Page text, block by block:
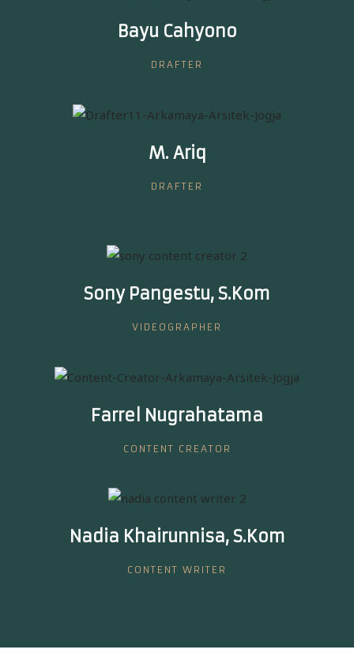
Bayu Cahyono
DRAFTER
M. Ariq
DRAFTER
Sony Pangestu, S.Kom
VIDEOGRAPHER
Farrel Nugrahatama
CONTENT CREATOR
Nadia Khairunnisa, S.Kom
CONTENT WRITER